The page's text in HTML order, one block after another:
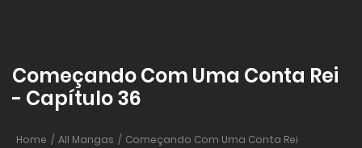
Começando Com Uma Conta Rei
- Capítulo 36
Home All Mangas
Começando Com Uma Conta Rei